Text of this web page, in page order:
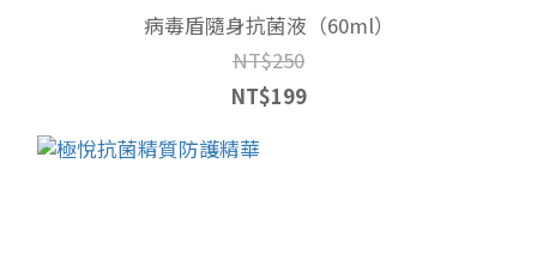
病毒盾隨身抗菌液（60ml）
NT$250
NT$199